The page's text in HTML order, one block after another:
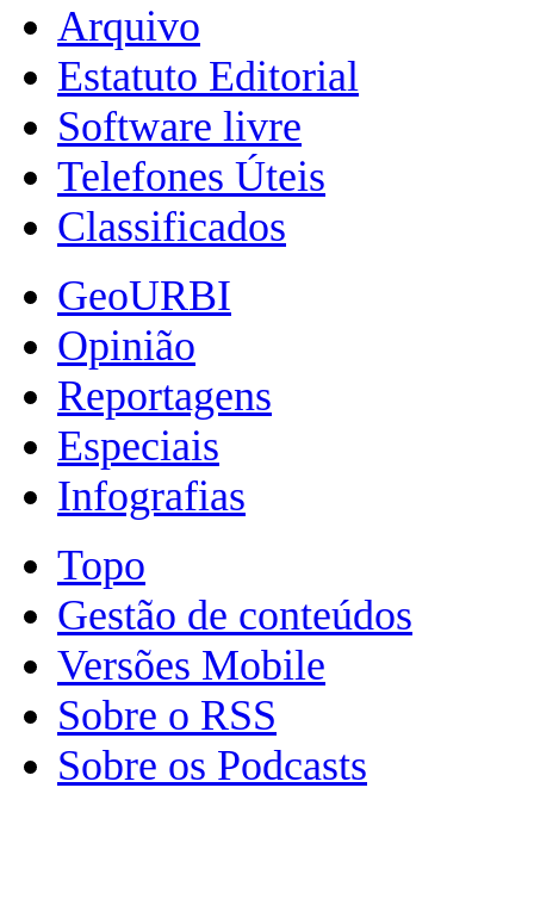
Arquivo
Estatuto Editorial
Software livre
Telefones Úteis
Classificados
GeoURBI
Opinião
Reportagens
Especiais
Infografias
Topo
Gestão de conteúdos
Versões Mobile
Sobre o RSS
Sobre os Podcasts